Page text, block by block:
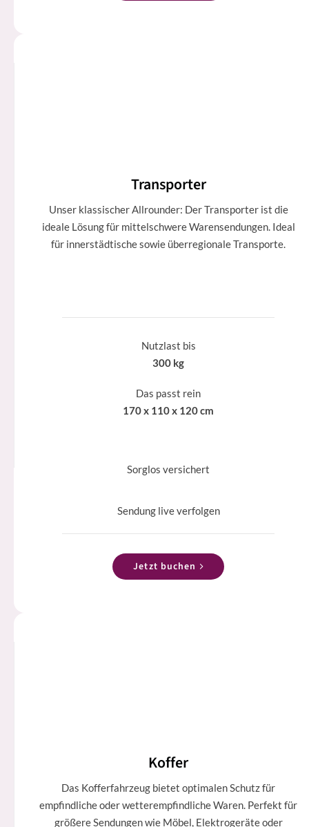
Transporter
Unser klassischer Allrounder: Der Transporter ist die
ideale Lösung für mittelschwere Warensendungen. Ideal
für innerstädtische sowie überregionale Transporte.
Nutzlast bis
300 kg
Das passt rein
170 x 110 x 120 cm
Sorglos versichert
Sendung live verfolgen
Jetzt buchen
Koffer
Das Kofferfahrzeug bietet optimalen Schutz für
empfindliche oder wetterempfindliche Waren. Perfekt für
größere Sendungen wie Möbel, Elektrogeräte oder